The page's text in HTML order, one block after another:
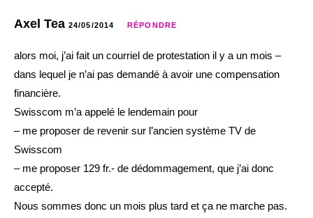
Axel Tea 24/05/2014 RÉPONDRE
alors moi, j’ai fait un courriel de protestation il y a un mois –
dans lequel je n’ai pas demandé à avoir une compensation
financière.
Swisscom m’a appelé le lendemain pour
– me proposer de revenir sur l’ancien système TV de
Swisscom
– me proposer 129 fr.- de dédommagement, que j’ai donc
accepté.
Nous sommes donc un mois plus tard et ça ne marche pas.